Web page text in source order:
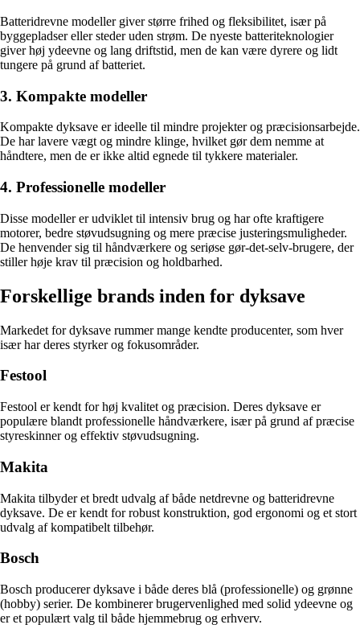
Batteridrevne modeller giver større frihed og fleksibilitet, især på
byggepladser eller steder uden strøm. De nyeste batteriteknologier
giver høj ydeevne og lang driftstid, men de kan være dyrere og lidt
tungere på grund af batteriet.
3. Kompakte modeller
Kompakte dyksave er ideelle til mindre projekter og præcisionsarbejde.
De har lavere vægt og mindre klinge, hvilket gør dem nemme at
håndtere, men de er ikke altid egnede til tykkere materialer.
4. Professionelle modeller
Disse modeller er udviklet til intensiv brug og har ofte kraftigere
motorer, bedre støvudsugning og mere præcise justeringsmuligheder.
De henvender sig til håndværkere og seriøse gør-det-selv-brugere, der
stiller høje krav til præcision og holdbarhed.
Forskellige brands inden for dyksave
Markedet for dyksave rummer mange kendte producenter, som hver
især har deres styrker og fokusområder.
Festool
Festool er kendt for høj kvalitet og præcision. Deres dyksave er
populære blandt professionelle håndværkere, især på grund af præcise
styreskinner og effektiv støvudsugning.
Makita
Makita tilbyder et bredt udvalg af både netdrevne og batteridrevne
dyksave. De er kendt for robust konstruktion, god ergonomi og et stort
udvalg af kompatibelt tilbehør.
Bosch
Bosch producerer dyksave i både deres blå (professionelle) og grønne
(hobby) serier. De kombinerer brugervenlighed med solid ydeevne og
er et populært valg til både hjemmebrug og erhverv.